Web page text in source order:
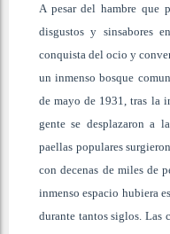
A pesar del hambre que
disgustos y sinsabores
conquista del ocio y
un inmenso bosque
de mayo de 1931, tras la
gente se desplazaron a
paellas populares
con decenas de miles de
inmenso espacio hubiera
durante tantos siglos. Las